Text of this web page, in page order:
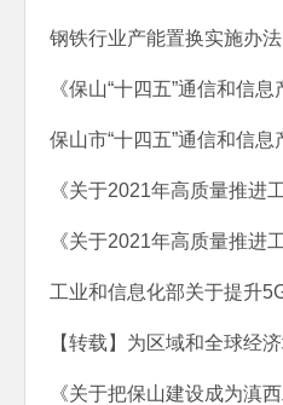
钢铁行业产能置换实施办法